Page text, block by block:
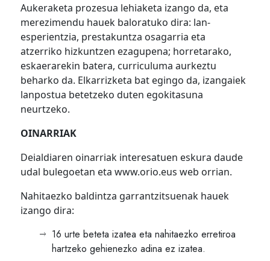
Aukeraketa prozesua lehiaketa izango da, eta
merezimendu hauek baloratuko dira: lan-
esperientzia, prestakuntza osagarria eta
atzerriko hizkuntzen ezagupena; horretarako,
eskaerarekin batera, curriculuma aurkeztu
beharko da. Elkarrizketa bat egingo da, izangaiek
lanpostua betetzeko duten egokitasuna
neurtzeko.
OINARRIAK
Deialdiaren oinarriak interesatuen eskura daude
udal bulegoetan eta www.orio.eus web orrian.
Nahitaezko baldintza garrantzitsuenak hauek
izango dira:
16 urte beteta izatea eta nahitaezko erretiroa
hartzeko gehienezko adina ez izatea.